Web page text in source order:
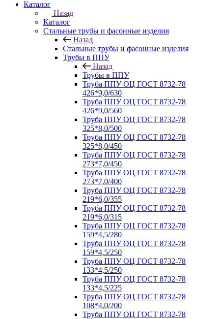
Каталог
Назад
Каталог
Стальные трубы и фасонные изделия
Назад
Стальные трубы и фасонные изделия
Трубы в ППУ
Назад
Трубы в ППУ
Труба ППУ ОЦ ГОСТ 8732-78
426*9,0/630
Труба ППУ ОЦ ГОСТ 8732-78
426*9,0/560
Труба ППУ ОЦ ГОСТ 8732-78
325*8,0/500
Труба ППУ ОЦ ГОСТ 8732-78
325*8,0/450
Труба ППУ ОЦ ГОСТ 8732-78
273*7,0/450
Труба ППУ ОЦ ГОСТ 8732-78
273*7,0/400
Труба ППУ ОЦ ГОСТ 8732-78
219*6,0/355
Труба ППУ ОЦ ГОСТ 8732-78
219*6,0/315
Труба ППУ ОЦ ГОСТ 8732-78
159*4,5/280
Труба ППУ ОЦ ГОСТ 8732-78
159*4,5/250
Труба ППУ ОЦ ГОСТ 8732-78
133*4,5/250
Труба ППУ ОЦ ГОСТ 8732-78
133*4,5/225
Труба ППУ ОЦ ГОСТ 8732-78
108*4,0/200
Труба ППУ ОЦ ГОСТ 8732-78